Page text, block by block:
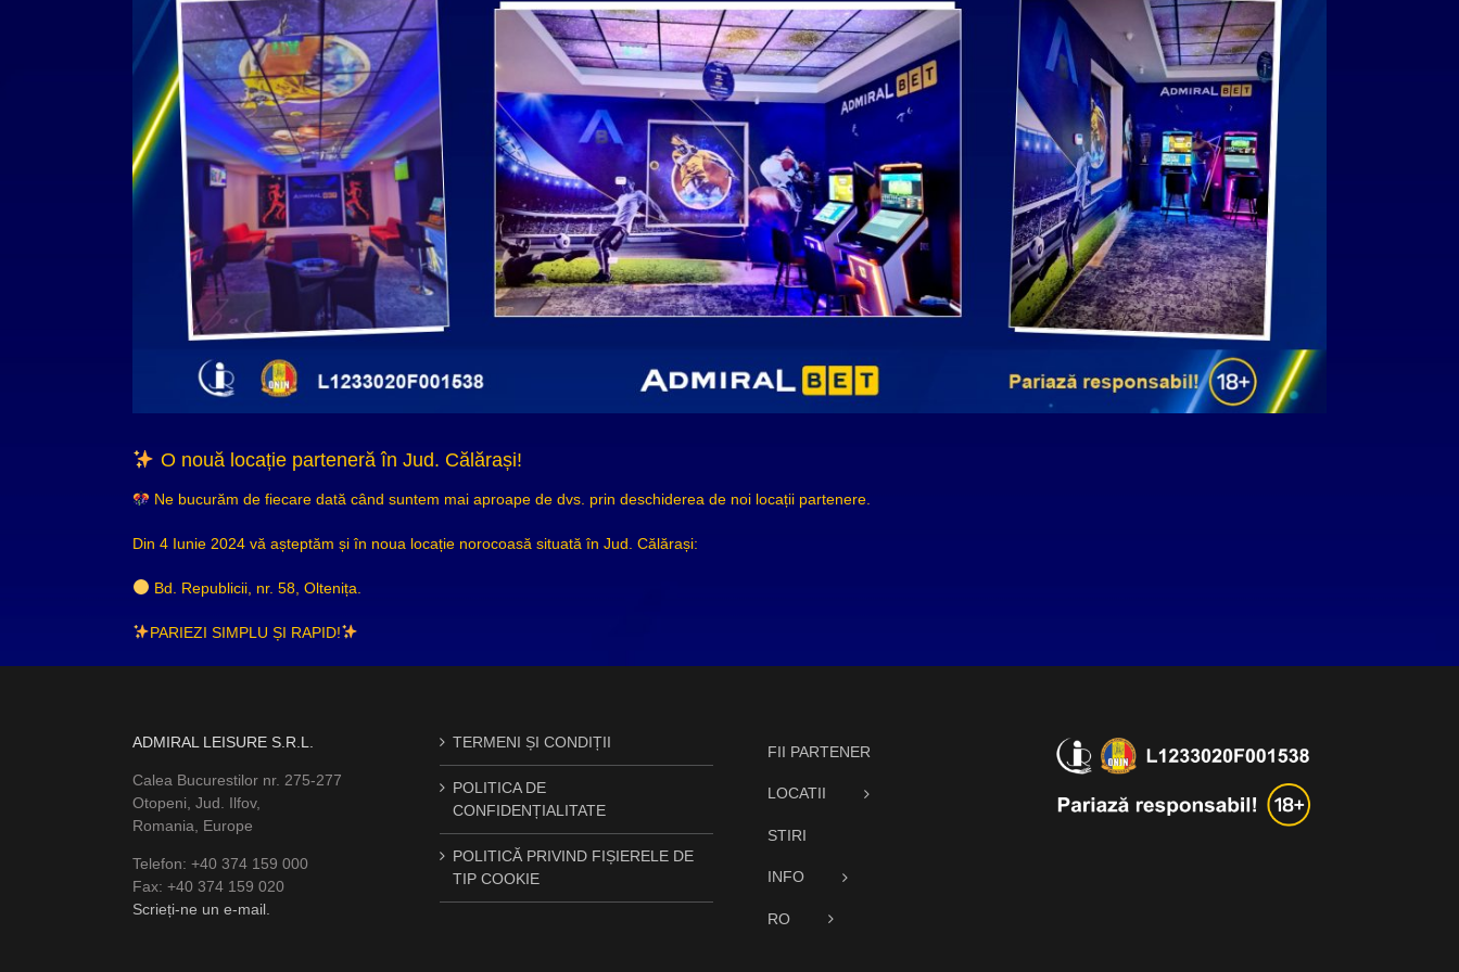
O nouă locație parteneră în Jud. Călărași!
Ne bucurăm de fiecare dată când suntem mai aproape de dvs. prin deschiderea de noi locații partenere.
Din 4 Iunie 2024 vă așteptăm și în noua locație norocoasă situată în Jud. Călărași:
Bd. Republicii, nr. 58, Oltenița.
PARIEZI SIMPLU ȘI RAPID!
ADMIRAL LEISURE S.R.L.
Calea Bucurestilor nr. 275-277
Otopeni, Jud. Ilfov,
Romania, Europe
Telefon: +40 374 159 000
Fax: +40 374 159 020
Scrieți-ne un e-mail.
TERMENI ȘI CONDIȚII
POLITICA DE
CONFIDENȚIALITATE
POLITICĂ PRIVIND FIȘIERELE DE
TIP COOKIE
FII PARTENER
LOCATII
STIRI
INFO
RO